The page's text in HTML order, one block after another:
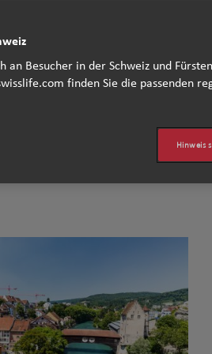
in der Agentur
Besucher in der Schweiz und
finden Sie die passenden
Hinweis